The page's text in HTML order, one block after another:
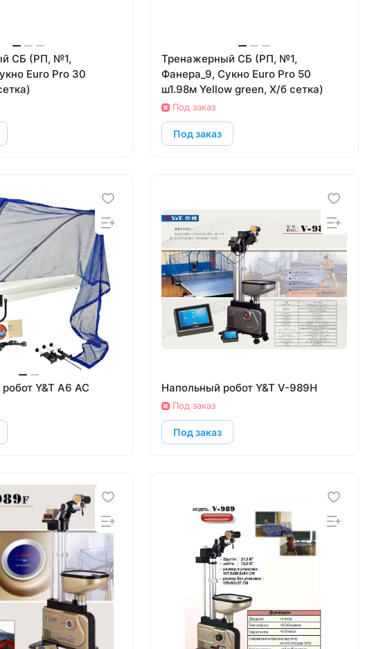
№1,
Euro Pro 30
Тренажерный СБ (РП, №1,
Фанера_9, Сукно Euro Pro 50
ш1.98м Yellow green, Х/б сетка)
Под заказ
Под заказ
Y&T A6 AC Напольный робот Y&T V-989H
Под заказ
Под заказ